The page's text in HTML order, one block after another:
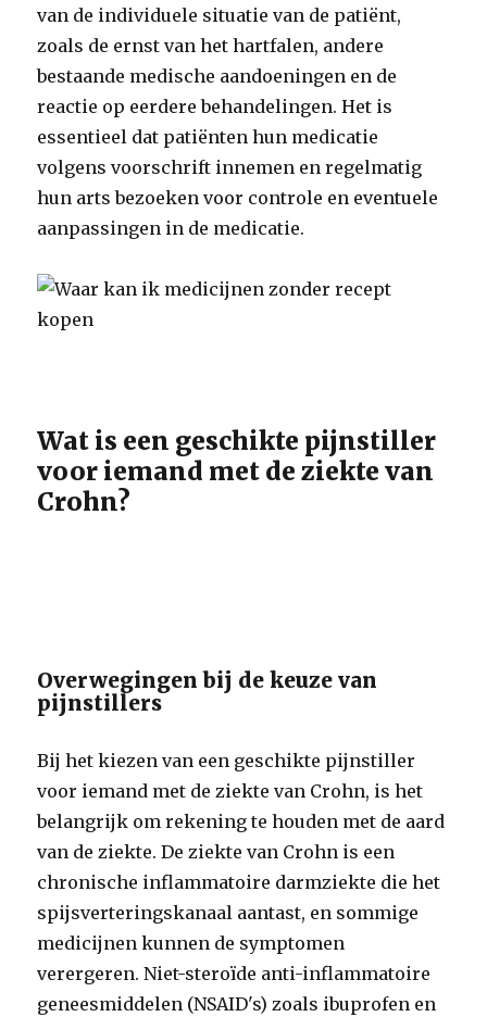
van de individuele situatie van de patiënt,
zoals de ernst van het hartfalen, andere
bestaande medische aandoeningen en de
reactie op eerdere behandelingen. Het is
essentieel dat patiënten hun medicatie
volgens voorschrift innemen en regelmatig
hun arts bezoeken voor controle en eventuele
aanpassingen in de medicatie.
Wat is een geschikte pijnstiller
voor iemand met de ziekte van
Crohn?
Overwegingen bij de keuze van
pijnstillers
Bij het kiezen van een geschikte pijnstiller
voor iemand met de ziekte van Crohn, is het
belangrijk om rekening te houden met de aard
van de ziekte. De ziekte van Crohn is een
chronische inflammatoire darmziekte die het
spijsverteringskanaal aantast, en sommige
medicijnen kunnen de symptomen
verergeren. Niet-steroïde anti-inflammatoire
geneesmiddelen (NSAID's) zoals ibuprofen en